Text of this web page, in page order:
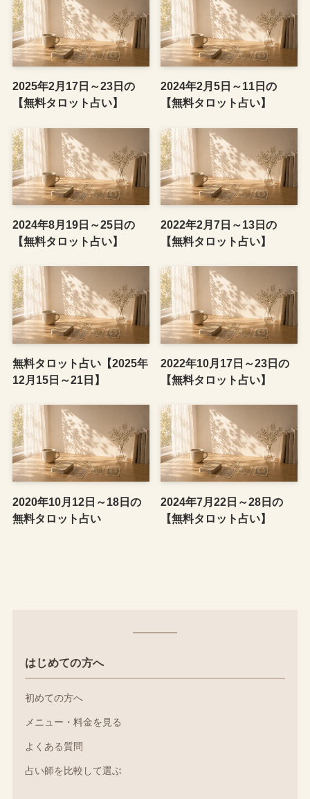
2025年2月17日～23日の
【無料タロット占い】
2024年2月5日～11日の
【無料タロット占い】
2024年8月19日～25日の
【無料タロット占い】
2022年2月7日～13日の
【無料タロット占い】
無料タロット占い【2025年
12月15日～21日】
2022年10月17日～23日の
【無料タロット占い】
2020年10月12日～18日の
無料タロット占い
2024年7月22日～28日の
【無料タロット占い】
はじめての方へ
初めての方へ
メニュー・料金を見る
よくある質問
占い師を比較して選ぶ